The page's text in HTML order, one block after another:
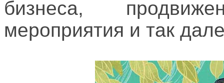
бизнеса,
мероприятия и так